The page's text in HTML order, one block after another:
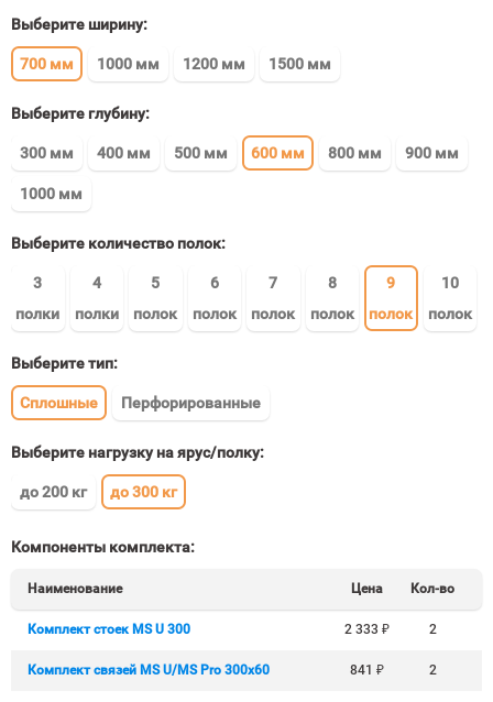
Выберите ширину:
700 мм 1000 мм 1200 мм 1500 мм
Выберите глубину:
300 мм 400 мм 500 мм 600 мм 800 мм 900 мм
1000 мм
Выберите количество полок:
3
полки
4
полки
5
полок
6
полок
7
полок
8
полок
9
полок
10
полок
Выберите тип:
Сплошные Перфорированные
Выберите нагрузку на ярус/полку:
до 200 кг до 300 кг
Компоненты комплекта:
Наименование Цена Кол-во
Комплект стоек MS U 300 2 333 ₽ 2
Комплект связей MS U/MS Pro 300x60 841 ₽ 2